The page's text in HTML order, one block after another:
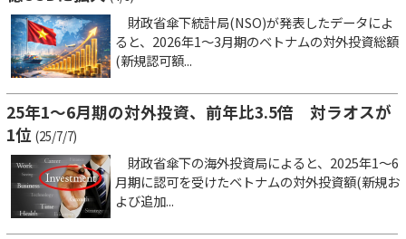
財政省傘下統計局(NSO)が発表したデータによ
ると、2026年1～3月期のベトナムの対外投資総額
(新規認可額...
25年1～6月期の対外投資、前年比3.5倍 対ラオスが
1位 (25/7/7)
財政省傘下の海外投資局によると、2025年1～6
月期に認可を受けたベトナムの対外投資額(新規お
よび追加...